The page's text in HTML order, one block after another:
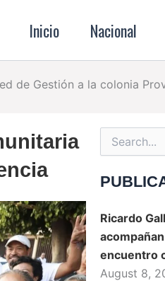
Inicio Nacional
de Gestión a la colonia
Search
for:
Ricardo
encuentro
August 8,